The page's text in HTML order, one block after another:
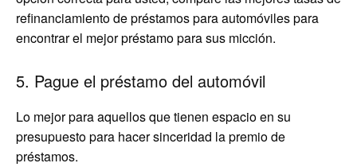
refinanciamiento de préstamos para automóviles para
encontrar el mejor préstamo para sus micción.
5. Pague el préstamo del automóvil
Lo mejor para aquellos que tienen espacio en su
presupuesto para hacer sinceridad la premio de
préstamos.